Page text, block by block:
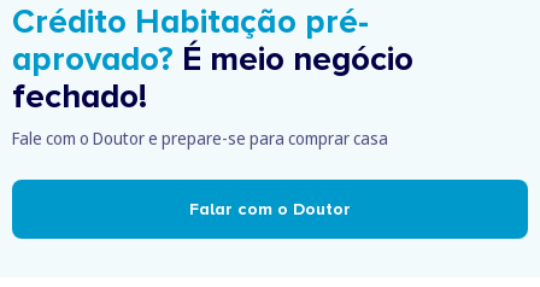
Crédito Habitação pré-
aprovado? É meio negócio
fechado!
Fale com o Doutor e prepare-se para comprar casa
Falar com o Doutor